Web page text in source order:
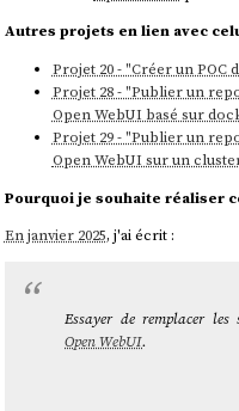
Autres projets en lien avec
Projet 20 - "Créer un POC
Projet 28 - "Publier un
Open WebUI basé sur
Projet 29 - "Publier un
Open WebUI sur un
Pourquoi je souhaite réaliser
En janvier 2025, j'ai écrit :
Essayer de remplacer les
Open WebUI.